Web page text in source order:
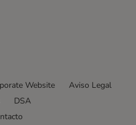
Website
Aviso Legal
DSA